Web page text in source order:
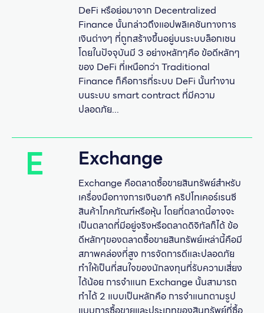
DeFi หรือย่อมาจาก Decentralized
Finance นั้นกล่าวถึงแอปพลิเคชันทางการ
เงินต่างๆ ที่ถูกสร้างขึ้นอยู่บนระบบล็อกเชน
โดยในปัจจุบันมี 3 อย่างหลักๆคือ ข้อดีหลักๆ
ของ DeFi ที่เหนือกว่า Traditional
Finance ก็คือการที่ระบบ DeFi นั้นทำงาน
บนระบบ smart contract ที่มีความ
ปลอดภัย...
E Exchange
Exchange คือตลาดซื้อขายสินทรัพย์สำหรับ
เครื่องมือทางการเงินอาทิ คริปโทเคอร์เรนซี
สินค้าโภคภัณฑ์หรือหุ้น โดยที่ตลาดนี้อาจจะ
เป็นตลาดที่มีอยู่จริงหรือตลาดดิจิทัลก็ได้ ข้อ
ดีหลักๆของตลาดซื้อขายสินทรัพย์เหล่านี้คือมี
สภาพคล่องที่สูง การจัดการดีและปลอดภัย
ทำให้เป็นที่สนใจของนักลงทุนที่รับความเสี่ยง
ได้น้อย การจำแนก Exchange นั้นสามารถ
ทำได้ 2 แบบเป็นหลักคือ การจำแนกตามรูป